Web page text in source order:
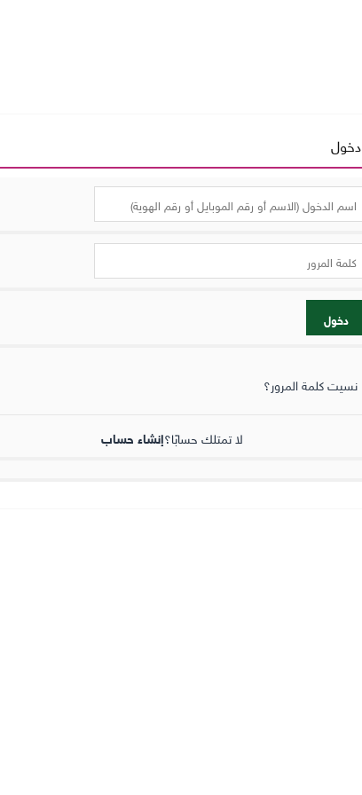
دخول
دخول
نسيت كلمة المرور؟
لا تمتلك حسابًا؟إنشاء حساب